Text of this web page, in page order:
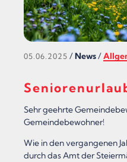
05.06.2025 /News/
Sehr geehrte
Gemeindebewohner!
Wie in den vergangenen
durch das Amt der